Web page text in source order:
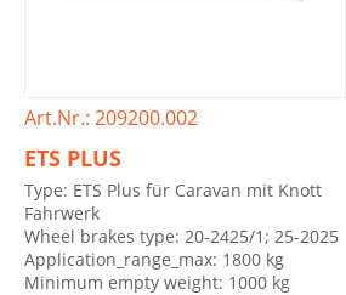
Art.Nr.: 209200.002
ETS PLUS
Type: ETS Plus für Caravan mit Knott
Fahrwerk
Wheel brakes type: 20-2425/1; 25-2025
Application_range_max: 1800 kg
Minimum empty weight: 1000 kg